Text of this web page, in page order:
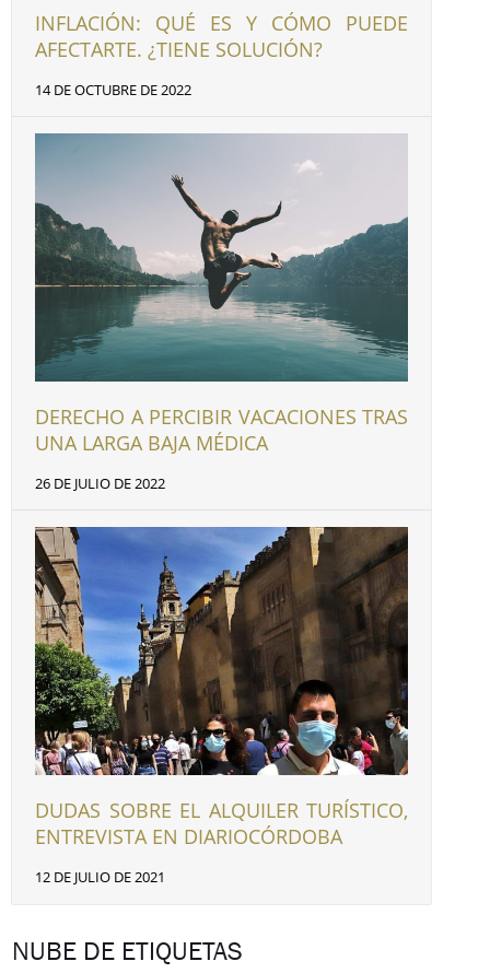
INFLACIÓN: QUÉ ES Y CÓMO PUEDE
AFECTARTE. ¿TIENE SOLUCIÓN?
14 DE OCTUBRE DE 2022
DERECHO A PERCIBIR VACACIONES TRAS
UNA LARGA BAJA MÉDICA
26 DE JULIO DE 2022
DUDAS SOBRE EL ALQUILER TURÍSTICO,
ENTREVISTA EN DIARIOCÓRDOBA
12 DE JULIO DE 2021
NUBE DE ETIQUETAS